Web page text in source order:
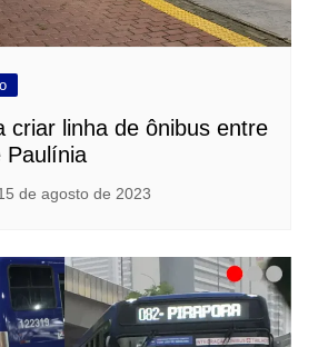
criar linha de ônibus entre
Paulínia
de agosto de 2023